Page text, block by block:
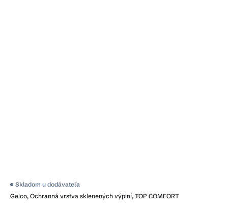
Gelco, Ochranná vrstva sklenených výplní, TOP COMFORT
Skladom u dodávateľa